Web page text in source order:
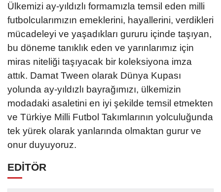
Ülkemizi ay-yıldızlı formamızla temsil eden milli
futbolcularımızın emeklerini, hayallerini, verdikleri
mücadeleyi ve yaşadıkları gururu içinde taşıyan,
bu döneme tanıklık eden ve yarınlarımız için
miras niteliği taşıyacak bir koleksiyona imza
attık. Damat Tween olarak Dünya Kupası
yolunda ay-yıldızlı bayrağımızı, ülkemizin
modadaki asaletini en iyi şekilde temsil etmekten
ve Türkiye Milli Futbol Takımlarının yolculuğunda
tek yürek olarak yanlarında olmaktan gurur ve
onur duyuyoruz.
EDİTÖR